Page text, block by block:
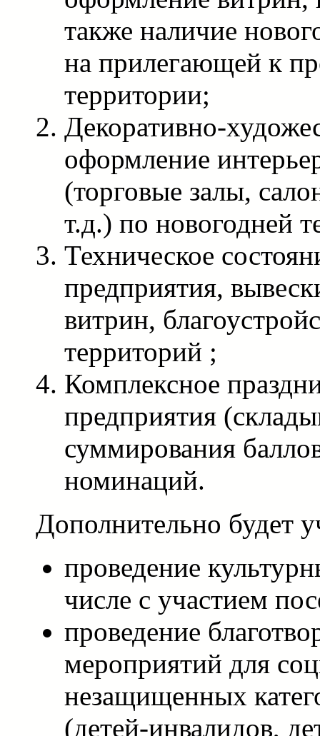
также наличие
на прилегающей к
территории;
Декоративно-
оформление
(торговые залы,
т.д.) по новогодней
Техническое
предприятия,
витрин,
территорий ;
Комплексное
предприятия
суммирования
номинаций.
Дополнительно будет
проведение
числе с участием
проведение
мероприятий для
незащищенных
(детей-инвалидов,